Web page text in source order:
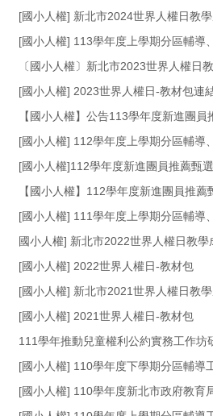
[國小人權] 新北市2024世界人權日教
[國小人權] 113學年度上學期分區輔導
〔國小人權〕新北市2023世界人權日
[國小人權] 2023世界人權日-教材包連
【國小人權】公告113學年度新進團
[國小人權] 112學年度上學期分區輔導
[國小人權]112學年度新進團員推薦甄
【國小人權】112學年度新進團員推
[國小人權] 111學年度上學期分區輔導
國小人權] 新北市2022世界人權日教學
[國小人權] 2022世界人權日-教材包
[國小人權] 新北市2021世界人權日教
[國小人權] 2021世界人權日-教材包
111學年推動兒童權利公約實務工作坊
[國小人權] 110學年度下學期分區輔導
[國小人權] 110學年度新北市政府教育